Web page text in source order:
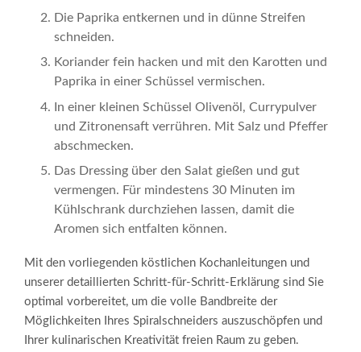
Die Paprika entkernen und in dünne Streifen
schneiden.
Koriander fein hacken und mit den Karotten und
Paprika in einer Schüssel vermischen.
In einer kleinen Schüssel Olivenöl, Currypulver
und Zitronensaft verrühren. Mit Salz und Pfeffer
abschmecken.
Das Dressing über den Salat gießen und gut
vermengen. Für mindestens 30 Minuten im
Kühlschrank durchziehen lassen, damit die
Aromen sich entfalten können.
Mit den vorliegenden köstlichen Kochanleitungen und
unserer detaillierten Schritt-für-Schritt-Erklärung sind Sie
optimal vorbereitet, um die volle Bandbreite der
Möglichkeiten Ihres Spiralschneiders auszuschöpfen und
Ihrer kulinarischen Kreativität freien Raum zu geben.